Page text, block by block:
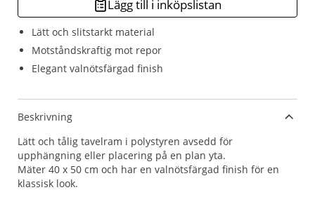
Lätt och slitstarkt material
Motståndskraftig mot repor
Elegant valnötsfärgad finish
Lägg till i inköpslistan
Beskrivning
Lätt och tålig tavelram i polystyren avsedd för
upphängning eller placering på en plan yta.
Mäter 40 x 50 cm och har en valnötsfärgad finish för en
klassisk look.